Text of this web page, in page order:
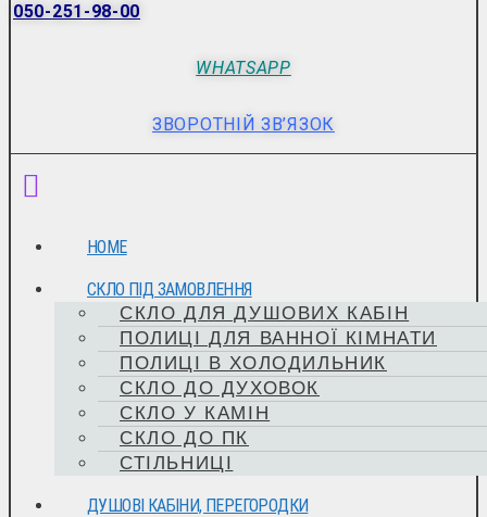
050-251-98-00
WHATSAPP
ЗВОРОТНІЙ ЗВ’ЯЗОК
HOME
СКЛО ПІД ЗАМОВЛЕННЯ
СКЛО ДЛЯ ДУШОВИХ КАБІН
ПОЛИЦІ ДЛЯ ВАННОЇ КІМНАТИ
ПОЛИЦІ В ХОЛОДИЛЬНИК
СКЛО ДО ДУХОВОК
СКЛО У КАМІН
СКЛО ДО ПК
СТІЛЬНИЦІ
ДУШОВІ КАБІНИ, ПЕРЕГОРОДКИ